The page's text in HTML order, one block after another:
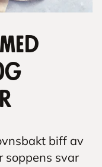
biff av
soppens svar